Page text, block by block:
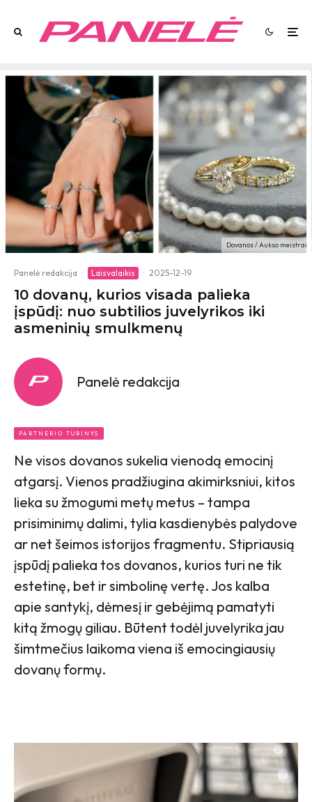
Dovanos / Aukso meistrai
Panelė redakcija · Laisvalaikis · 2025-12-19
10 dovanų, kurios visada palieka
įspūdį: nuo subtilios juvelyrikos iki
asmeninių smulkmenų
Panelė redakcija
PARTNERIO TURINYS
Ne visos dovanos sukelia vienodą emocinį
atgarsį. Vienos pradžiugina akimirksniui, kitos
lieka su žmogumi metų metus – tampa
prisiminimų dalimi, tylia kasdienybės palydove
ar net šeimos istorijos fragmentu. Stipriausią
įspūdį palieka tos dovanos, kurios turi ne tik
estetinę, bet ir simbolinę vertę. Jos kalba
apie santykį, dėmesį ir gebėjimą pamatyti
kitą žmogų giliau. Būtent todėl juvelyrika jau
šimtmečius laikoma viena iš emocingiausių
dovanų formų.